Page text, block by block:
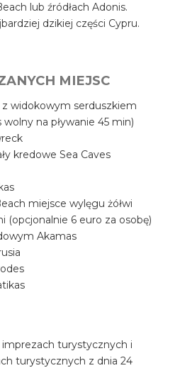
lub źródłach Adonis.
dzikiej części Cypru.
MIEJSC
widokowym serduszkiem
wolny na pływanie 45 min)
kredowe Sea Caves
miejsce wylęgu żółwi
(opcjonalnie 6 euro za osobę)
Akamas
turystycznych i
turystycznych z dnia 24